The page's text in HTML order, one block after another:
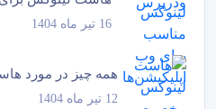
16 تیر ماه 1404
همه چیز در مورد
تلگرام
12 تیر ماه 1404